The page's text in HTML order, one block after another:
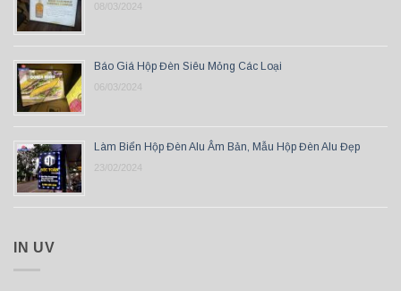
08/03/2024
Báo Giá Hộp Đèn Siêu Mỏng Các Loại
06/03/2024
Làm Biển Hộp Đèn Alu Âm Bản, Mẫu Hộp Đèn Alu Đẹp
23/02/2024
IN UV